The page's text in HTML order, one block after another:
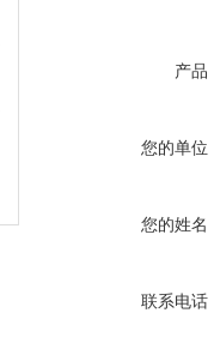
产品
您的单位
您的姓名
联系电话